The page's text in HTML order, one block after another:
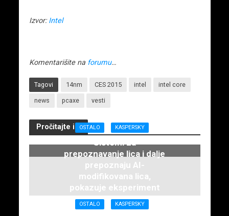
Izvor: Intel
Komentarišite na forumu…
Tagovi 14nm CES 2015 intel intel core
news pcaxe vesti
Pročitajte i...OSTALO KASPERSKY
Sistemi za
prepoznavanje lica i dalje
prepoznaju AI-
modifikovana lica,
pokazuje eksperiment
kompanije Kaspersky
21. maja 2026.
OSTALO KASPERSKY